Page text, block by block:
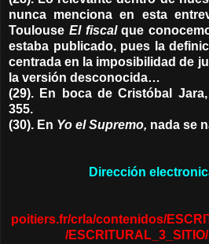
nunca menciona en esta
Toulouse El fiscalque
estaba publicado, pues la
centrada en la imposibilidad de
la versión desconocida…
(29). En boca de Cristóbal
355.
(30). En Yo el Supremo, nada se
Dirección
poitiers.fr/crla/contenidos/
/